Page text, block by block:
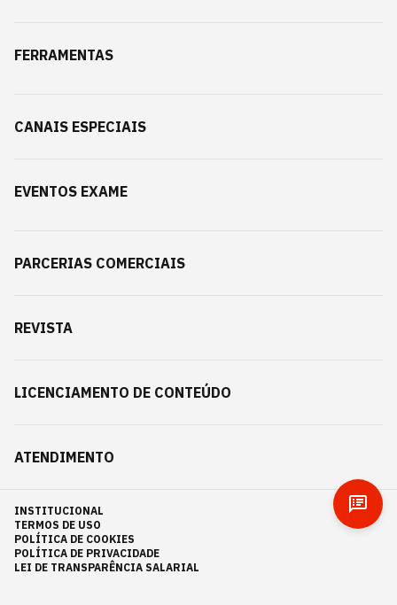
FERRAMENTAS
CANAIS ESPECIAIS
EVENTOS EXAME
PARCERIAS COMERCIAIS
REVISTA
LICENCIAMENTO DE CONTEÚDO
ATENDIMENTO
INSTITUCIONAL
TERMOS DE USO
POLÍTICA DE COOKIES
POLÍTICA DE PRIVACIDADE
LEI DE TRANSPARÊNCIA SALARIAL